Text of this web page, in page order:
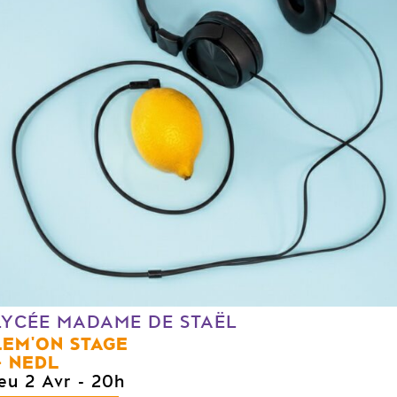
MADAME DE STAËL
STAGE
NEDL
2 Avr - 20h